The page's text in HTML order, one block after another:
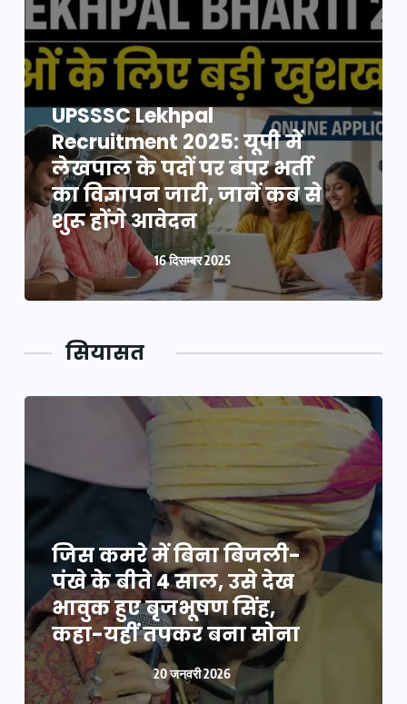
UPSSSC Lekhpal
Recruitment 2025: यूपी में
लेखपाल के पदों पर बंपर भर्ती
का विज्ञापन जारी, जानें कब से
शुरू होंगे आवेदन
16 दिसम्बर 2025
सियासत
जिस कमरे में बिना बिजली-
पंखे के बीते 4 साल, उसे देख
भावुक हुए बृजभूषण सिंह,
कहा-यहीं तपकर बना सोना
20 जनवरी 2026